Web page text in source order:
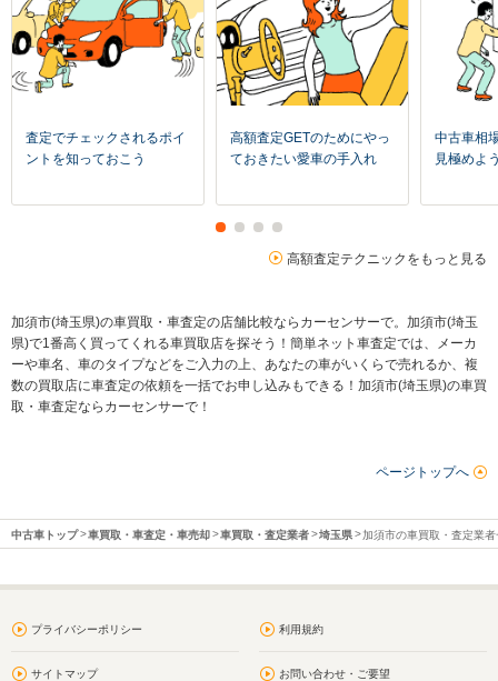
査定でチェックされるポイ
ントを知っておこう
高額査定GETのためにやっ
ておきたい愛車の手入れ
中古車相
見極めよ
高額査定テクニックをもっと見る
加須市(埼玉県)の車買取・車査定の店舗比較ならカーセンサーで。加須市(埼玉
県)で1番高く買ってくれる車買取店を探そう！簡単ネット車査定では、メーカ
ーや車名、車のタイプなどをご入力の上、あなたの車がいくらで売れるか、複
数の買取店に車査定の依頼を一括でお申し込みもできる！加須市(埼玉県)の車買
取・車査定ならカーセンサーで！
ページトップへ
中古車トップ 車買取・車査定・車売却 車買取・査定業者 埼玉県 加須市の車買取・査定業者
プライバシーポリシー 利用規約
サイトマップ お問い合わせ・ご要望